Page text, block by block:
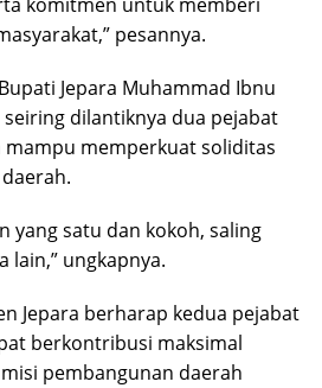
pesannya.
Jepara Muhammad Ibnu
dilantiknya dua pejabat
memperkuat soliditas
yang satu dan kokoh, saling
lain,” ungkapnya.
Jepara berharap kedua pejabat
berkontribusi maksimal
pembangunan daerah